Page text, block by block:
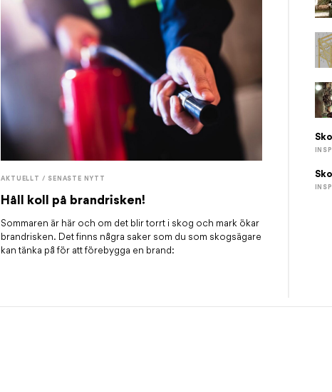
AKTUELLT / SENASTE NYTT
Håll koll på brandrisken!
Sommaren är här och om det blir torrt i skog och mark ökar
brandrisken. Det finns några saker som du som skogsägare
kan tänka på för att förebygga en brand: